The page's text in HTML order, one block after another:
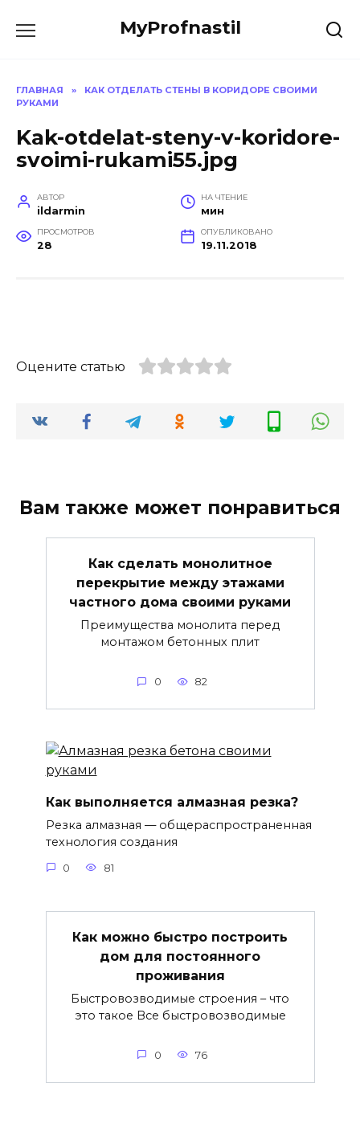
MyProfnastil
ГЛАВНАЯ »
КАК ОТДЕЛАТЬ СТЕНЫ В КОРИДОРЕ СВОИМИ
РУКАМИ
Kak-otdelat-steny-v-koridore-
svoimi-rukami55.jpg
АВТОР
ildarmin
НА ЧТЕНИЕ
мин
ПРОСМОТРОВ
28
ОПУБЛИКОВАНО
19.11.2018
Оцените статью
Вам также может понравиться
Как сделать монолитное
перекрытие между этажами
частного дома своими руками
Преимущества монолита перед
монтажом бетонных плит
0 82
Как выполняется алмазная резка?
Резка алмазная — общераспространенная
технология создания
0 81
Как можно быстро построить
дом для постоянного
проживания
Быстровозводимые строения – что
это такое Все быстровозводимые
0 76